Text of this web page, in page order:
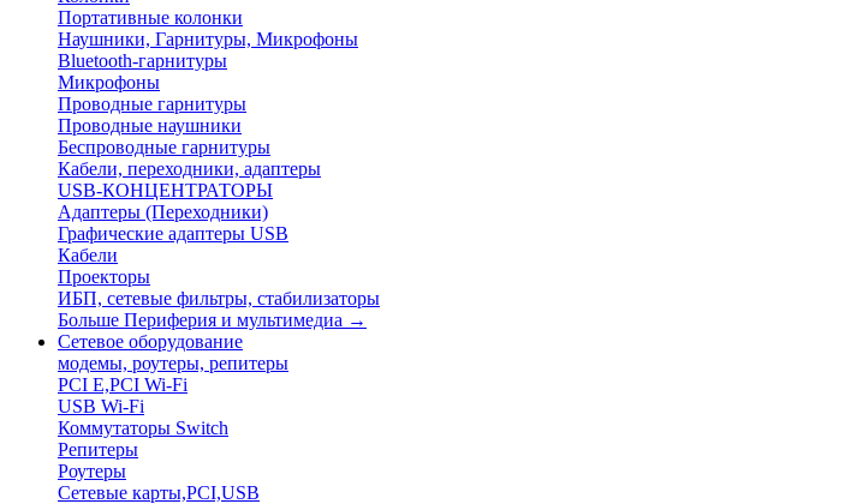
Портативные колонки
Наушники, Гарнитуры, Микрофоны
Bluetooth-гарнитуры
Микрофоны
Проводные гарнитуры
Проводные наушники
Беспроводные гарнитуры
Кабели, переходники, адаптеры
USB-КОНЦЕНТРАТОРЫ
Адаптеры (Переходники)
Графические адаптеры USB
Кабели
Проекторы
ИБП, сетевые фильтры, стабилизаторы
Больше Периферия и мультимедиа →
Сетевое оборудование
модемы, роутеры, репитеры
PCI E,PCI Wi-Fi
USB Wi-Fi
Коммутаторы Switch
Репитеры
Роутеры
Сетевые карты,PCI,USB